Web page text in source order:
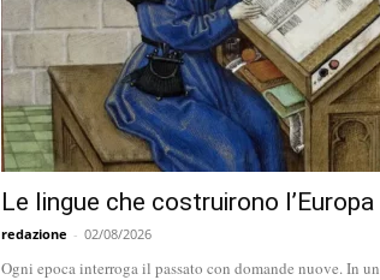
Le lingue che costruirono l’Europa
redazione - 02/08/2026
Ogni epoca interroga il passato con domande nuove. In un